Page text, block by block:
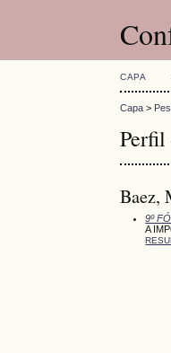
CAPA
Capa >
Baez,
9º
A